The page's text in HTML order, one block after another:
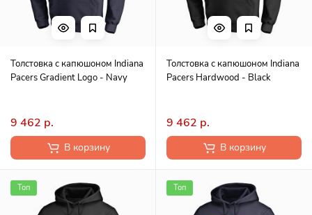
Толстовка с капюшоном Indiana
Pacers Gradient Logo - Navy
9 462 р.
В корзину
Толстовка с капюшоном Indiana
Pacers Hardwood - Black
9 462 р.
В корзину
Топ Топ